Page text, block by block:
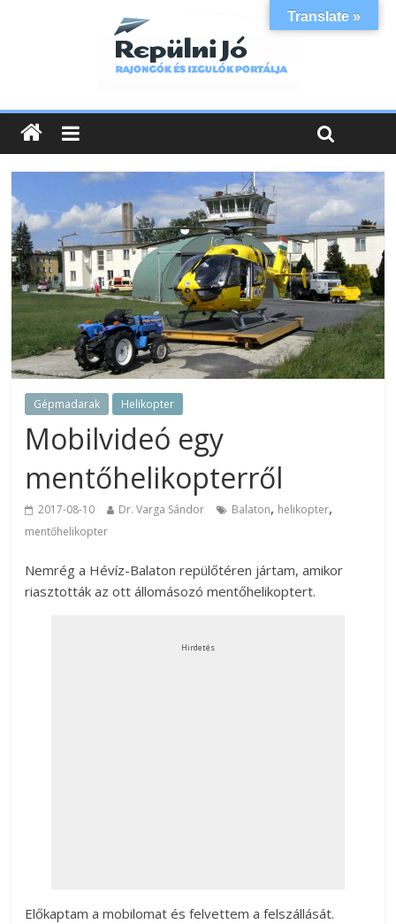
Gépmadarak Helikopter
Mobilvideó egy
mentőhelikopterről
2017-08-10 Dr. Varga Sándor Balaton, helikopter,
mentőhelikopter
Nemrég a Hévíz-Balaton repülőtéren jártam, amikor
riasztották az ott állomásozó mentőhelikoptert.
Hirdetés
Előkaptam a mobilomat és felvettem a felszállását.
Translate »